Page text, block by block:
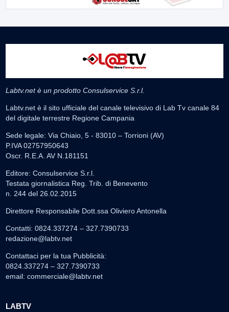
Labtv.net è un prodotto Consulservice S.r.l.
Labtv.net è il sito ufficiale del canale televisivo di Lab Tv canale 84
del digitale terrestre Regione Campania
Sede legale: Via Chiaio, 5 - 83010 – Torrioni (AV)
P.IVA 02757950643
Oscr. R.E.A. AV N.181151
Editore: Consulservice S.r.l.
Testata giornalistica Reg. Trib. di Benevento
n. 244 del 26.02.2015
Direttore Responsabile Dott.ssa Oliviero Antonella
Contatti: 0824.337274 – 327.7390733
redazione@labtv.net
Contattaci per la tua Pubblicità:
0824.337274 – 327.7390733
email: commerciale@labtv.net
LABTV